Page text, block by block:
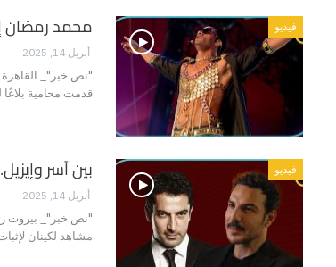
فيديو محمد رمضان
أبريل 14, 2025
"نص خبر"_ القاهرة
‏قدمت محامية
فيديو بين آسر
أبريل 14, 2025
"نص خبر"_ بيروت
مشاهد لكينان